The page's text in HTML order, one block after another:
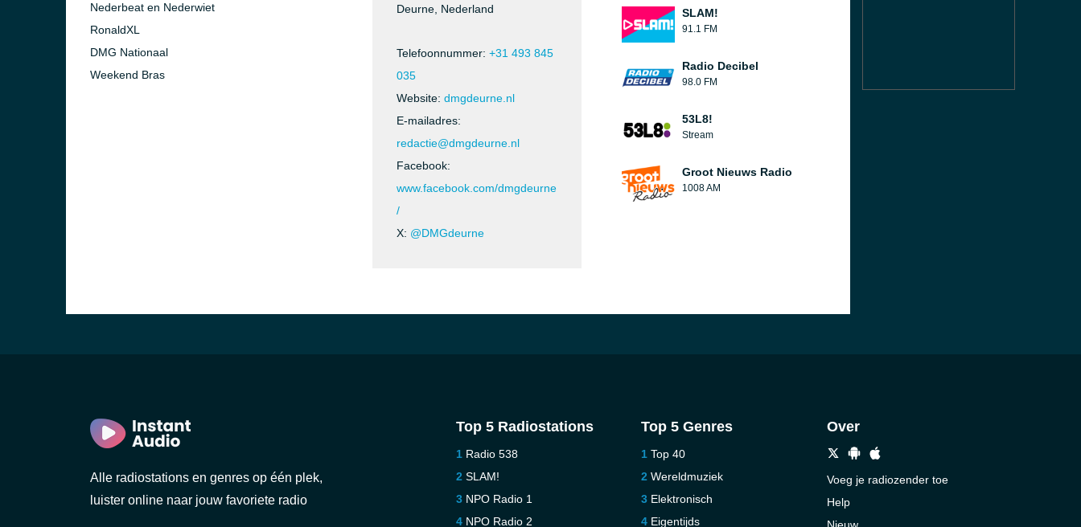
Nederbeat en Nederwiet
RonaldXL
DMG Nationaal
Weekend Bras
Deurne, Nederland
Telefoonnummer: +31 493 845
035
Website: dmgdeurne.nl
E-mailadres:
redactie@dmgdeurne.nl
Facebook:
www.facebook.com/dmgdeurne
/
X: @DMGdeurne
SLAM!
91.1 FM
Radio Decibel
98.0 FM
53L8!
Stream
Groot Nieuws Radio
1008 AM
Alle radiostations en genres op één plek,
luister online naar jouw favoriete radio
Top 5 Radiostations
Radio 538
SLAM!
NPO Radio 1
NPO Radio 2
Top 5 Genres
Top 40
Wereldmuziek
Elektronisch
Eigentijds
Over
Voeg je radiozender toe
Help